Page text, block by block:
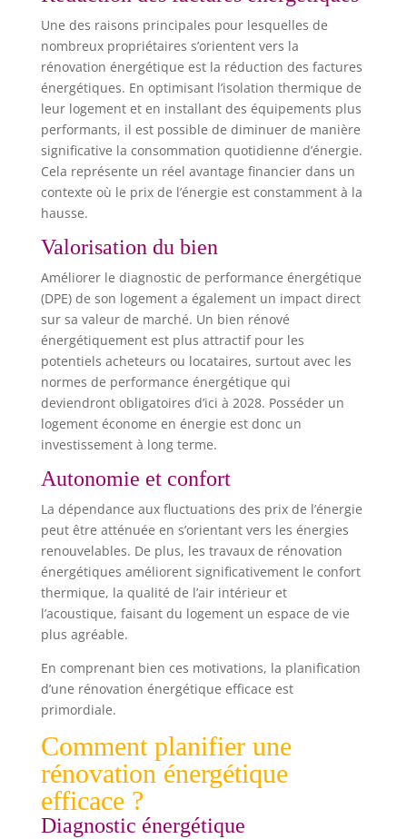
Une des raisons principales pour lesquelles de
nombreux propriétaires s’orientent vers la
rénovation énergétique est la réduction des factures
énergétiques. En optimisant l’isolation thermique de
leur logement et en installant des équipements plus
performants, il est possible de diminuer de manière
significative la consommation quotidienne d’énergie.
Cela représente un réel avantage financier dans un
contexte où le prix de l’énergie est constamment à la
hausse.
Valorisation du bien
Améliorer le diagnostic de performance énergétique
(DPE) de son logement a également un impact direct
sur sa valeur de marché. Un bien rénové
énergétiquement est plus attractif pour les
potentiels acheteurs ou locataires, surtout avec les
normes de performance énergétique qui
deviendront obligatoires d’ici à 2028. Posséder un
logement économe en énergie est donc un
investissement à long terme.
Autonomie et confort
La dépendance aux fluctuations des prix de l’énergie
peut être atténuée en s’orientant vers les énergies
renouvelables. De plus, les travaux de rénovation
énergétiques améliorent significativement le confort
thermique, la qualité de l’air intérieur et
l’acoustique, faisant du logement un espace de vie
plus agréable.
En comprenant bien ces motivations, la planification
d’une rénovation énergétique efficace est
primordiale.
Comment planifier une
rénovation énergétique
efficace ?
Diagnostic énergétique